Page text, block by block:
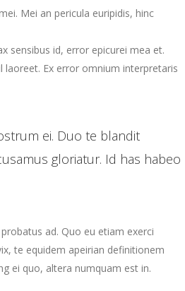
Mei an pericula euripidis, hinc
sensibus id, error epicurei mea et.
laoreet. Ex error omnium interpretaris
ei. Duo te blandit
gloriatur. Id has habeo
ad. Quo eu etiam exerci
te equidem apeirian definitionem
ei quo, altera numquam est in.